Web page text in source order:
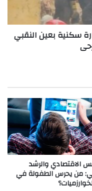
سكنية بعين النقبي
الاقتصادي والرشد
من يحرس الطفولة في